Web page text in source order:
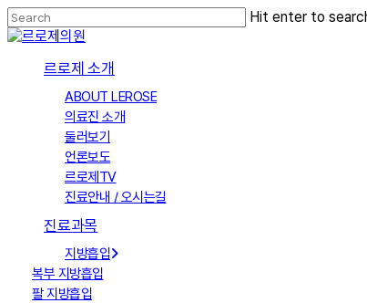
Skip
to
content
Hit enter to
Close
르로제 소개
ABOUT LEROSE
의료진 소개
둘러보기
언론보도
르로제TV
진료안내 / 오시는길
진료과목
지방흡입
복부 지방흡입
팔 지방흡입